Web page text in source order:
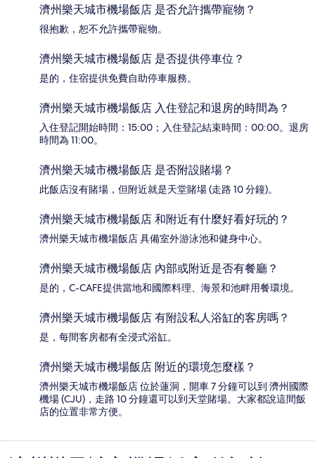
濟州樂天城市機場飯店 是否允許攜帶寵物？
很抱歉，恕不允許攜帶寵物。
濟州樂天城市機場飯店 是否提供停車位？
是的，住宿提供免費自助停車服務。
濟州樂天城市機場飯店 入住登記和退房的時間為？
入住登記開始時間：15:00；入住登記結束時間：00:00。退房
時間為 11:00。
濟州樂天城市機場飯店 是否附設賭場？
此飯店沒有賭場，但附近就是天堂賭場 (走路 10 分鐘)。
濟州樂天城市機場飯店 和附近有什麼好看好玩的？
濟州樂天城市機場飯店 具備室外游泳池和健身中心。
濟州樂天城市機場飯店 內部或附近是否有餐廳？
是的，C-CAFE提供當地和國際料理、海景和池畔用餐環境。
濟州樂天城市機場飯店 有附設私人浴缸的客房嗎？
是，每間客房都有全浸式浴缸。
濟州樂天城市機場飯店 附近的環境怎麼樣？
濟州樂天城市機場飯店 位於蓮洞，開車 7 分鐘可以到 濟州國際
機場 (CJU)，走路 10 分鐘還可以到天堂賭場。大家都說這間飯
店的位置非常方便。